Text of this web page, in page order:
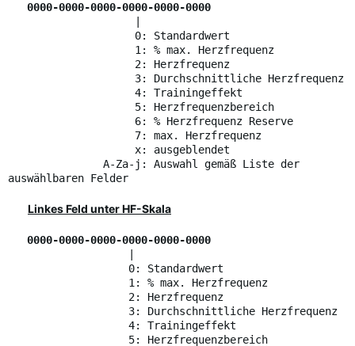
0000-0000-0000-0000-0000-0000
0: Standardwert
1: % max. Herzfrequenz
2: Herzfrequenz
3: Durchschnittliche Herzfrequenz
4: Trainingeffekt
5: Herzfrequenzbereich
6: % Herzfrequenz Reserve
7: max. Herzfrequenz
x: ausgeblendet
A-Za-j: Auswahl gemäß Liste der
auswählbaren Felder
Linkes Feld unter HF-Skala
0000-0000-0000-0000-0000-0000
0: Standardwert
1: % max. Herzfrequenz
2: Herzfrequenz
3: Durchschnittliche Herzfrequenz
4: Trainingeffekt
5: Herzfrequenzbereich